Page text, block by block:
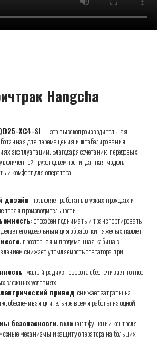
Hangcha
XC4-SI— это высокопроизводительная
для перемещения и штабелирования
эксплуатации. Благодаря сочетанию передовых
грузоподъемности, данная модель
и комфорт для оператора.
дизайн: позволяет работать в узких проходах и
теряя производительности.
: способен поднимать и транспортировать
делает его идеальным для обработки тяжелых паллет.
: просторная и продуманная кабина с
снижает утомляемость оператора при
: малый радиус поворота обеспечивает точное
сложных условиях.
привод: снижает затраты на
обеспечивая длительное время работы на одной
безопасности: включают функции контроля
механизмы и защиту оператора на больших